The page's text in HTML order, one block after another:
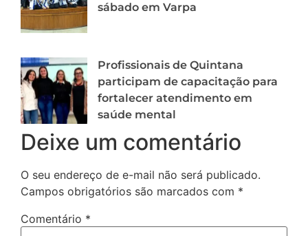
sábado em Varpa
Profissionais de Quintana
participam de capacitação para
fortalecer atendimento em
saúde mental
Deixe um comentário
O seu endereço de e-mail não será publicado.
Campos obrigatórios são marcados com *
Comentário *